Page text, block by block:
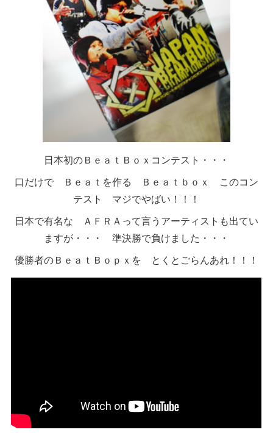
日本初のＢｅａｔＢｏｘコンテスト・・・
口だけで Ｂｅａｔを作る Ｂｅａｔｂｏｘ このコン
テスト マジでやばい！！！
日本で有名な ＡＦＲＡって言うアーティストも出てい
ますが・・・ 準決勝で負けました・・・
優勝者のＢｅａｔＢｏｐｘを とくとごらんあれ！！！